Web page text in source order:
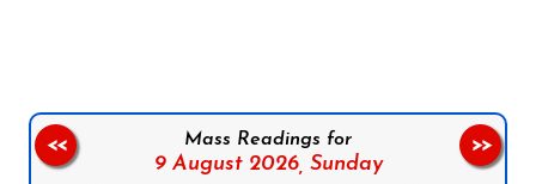
Mass Readings for
9 August 2026, Sunday
<< >>